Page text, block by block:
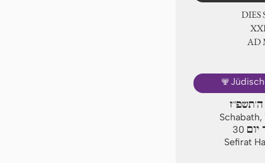
DIES
🕎
ה'תשפ"ז
Schabath,
30
Sefirat